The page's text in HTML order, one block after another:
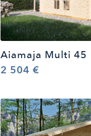
Aiamaja Multi 45
2 504 €